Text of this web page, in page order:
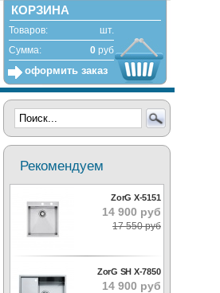
Рекомендуем
ZorG X-5151
14 900 руб
17 550 руб
ZorG SH X-7850
14 900 руб
КОРЗИНА
Товаров:
шт.
Сумма:
0руб
оформить заказ